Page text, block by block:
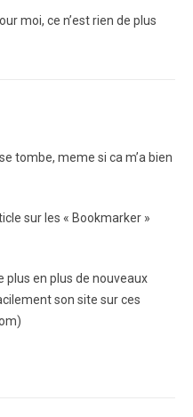
moi, ce n’est rien de plus
tombe, meme si ca m’a bien
sur les « Bookmarker »
plus en plus de nouveaux
son site sur ces